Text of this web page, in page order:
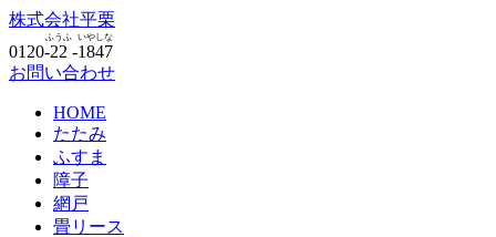
株式会社平栗
0120-22
ふうふ
-1847
いやしな
お問い合わせ
HOME
たたみ
ふすま
障子
網戸
畳リース